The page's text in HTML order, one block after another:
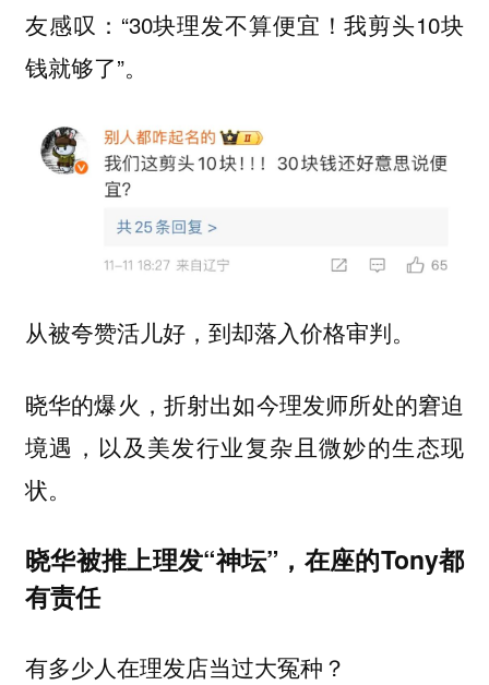
友感叹：“30块理发不算便宜！我剪头10块
钱就够了”。
从被夸赞活儿好，到却落入价格审判。
晓华的爆火，折射出如今理发师所处的窘迫
境遇，以及美发行业复杂且微妙的生态现
状。
晓华被推上理发“神坛”，在座的Tony都
有责任
有多少人在理发店当过大冤种？